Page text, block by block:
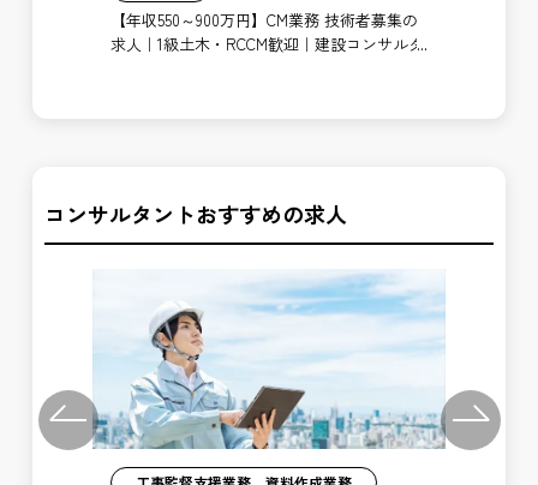
【年収550～900万円】CM業務 技術者募集の
求人｜1級土木・RCCM歓迎｜建設コンサルタ
コンサルタントおすすめの求人
Previous Next